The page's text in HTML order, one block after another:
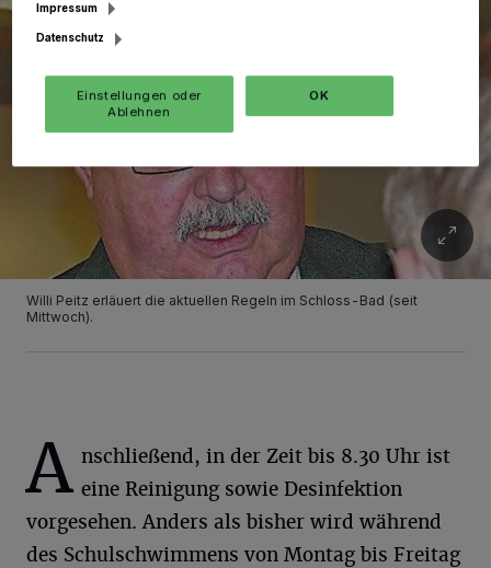
Willi Peitz erläuert die aktuellen Regeln im Schloss-Bad (seit
Mittwoch).
A nschließend, in der Zeit bis 8.30 Uhr ist
eine Reinigung sowie Desinfektion
vorgesehen. Anders als bisher wird während
des Schulschwimmens von Montag bis Freitag
Impressum
Datenschutz
Einstellungen oder
Ablehnen
OK